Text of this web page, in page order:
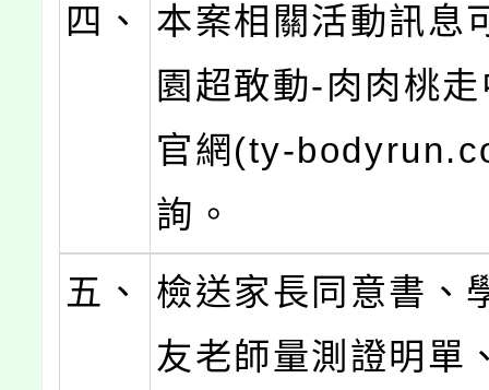
四、
本案相關活動訊息
園超敢動-肉肉桃
官網(ty-
詢。
五、
檢送家長同意書、
友老師量測證明單